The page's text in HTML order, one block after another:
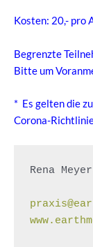
Kosten: 20,- pro
Begrenzte
Bitte um
* Es gelten die
Corona-
Rena